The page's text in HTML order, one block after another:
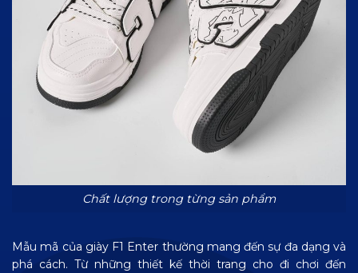
Chất lượng trong từng sản phẩm
Mẫu mã của giày F1 Enter thường mang đến sự đa dạng và
phá cách. Từ những thiết kế thời trang cho đi chơi đến